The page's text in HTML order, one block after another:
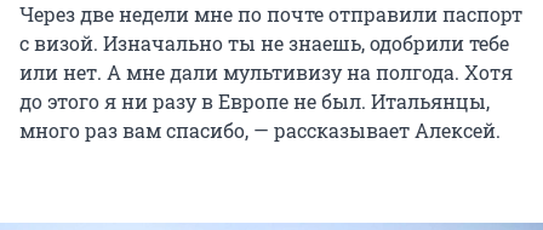
Через две недели мне по почте отправили паспорт
с визой. Изначально ты не знаешь, одобрили тебе
или нет. А мне дали мультивизу на полгода. Хотя
до этого я ни разу в Европе не был. Итальянцы,
много раз вам спасибо, — рассказывает Алексей.